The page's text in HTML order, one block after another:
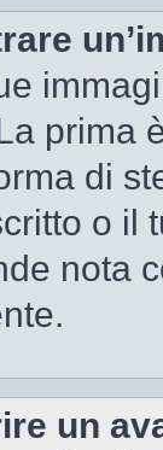
prima
di
o il
nota
un